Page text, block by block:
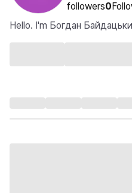
followers0
Hello. I'm Богдан